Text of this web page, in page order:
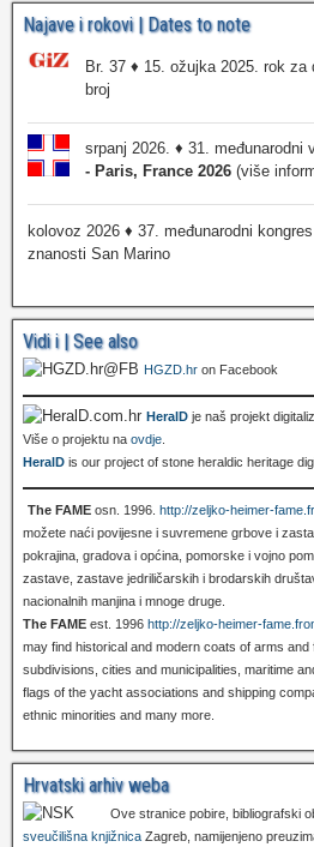
Najave i rokovi | Dates to note
Br. 37 ♦ 15. ožujka 2025. rok
broj
srpanj 2026. ♦ 31. međunarodni
- Paris, France 2026 (više
kolovoz 2026 ♦ 37. međunarodni
znanosti San Marino
Vidi i | See also
HGZD.hr on Facebook
HeralD je naš projekt
Više o projektu na ovdje.
HeralD is our project of stone heraldic heritage
The FAME osn. 1996. http://zeljko-heimer-
možete naći povijesne i suvremene grbove i
pokrajina, gradova i općina, pomorske i vojno
zastave, zastave jedriličarskih i brodarskih
nacionalnih manjina i mnoge druge.
The FAME est. 1996 http://zeljko-heimer-
may find historical and modern coats of arms
subdivisions, cities and municipalities, maritime
flags of the yacht associations and shipping
ethnic minorities and many more.
Hrvatski arhiv weba
Ove stranice pobire, bibliografski
sveučilišna knjižnica Zagreb, namijenjeno